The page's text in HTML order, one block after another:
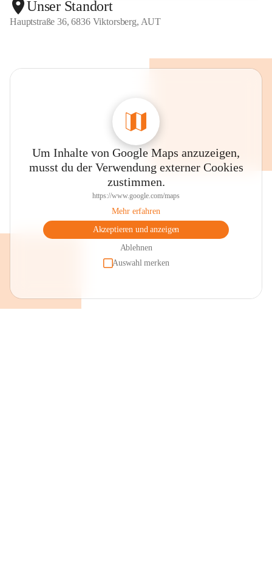
Unser Standort
Hauptstraße 36, 6836 Viktorsberg, AUT
Um Inhalte von Google Maps anzuzeigen,
musst du der Verwendung externer Cookies
zustimmen.
https://www.google.com/maps
Mehr erfahren
Akzeptieren und anzeigen
Ablehnen
Auswahl merken